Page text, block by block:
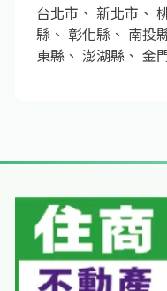
台北市 、 新北市 、
縣、 彰化縣、 南投
東縣、 澎湖縣、 金